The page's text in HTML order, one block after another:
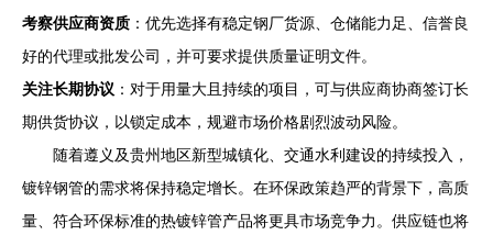
考察供应商资质 ：优先选择有稳定钢厂货源、仓储能力足、信誉良
好的代理或批发公司，并可要求提供质量证明文件。
关注长期协议 ：对于用量大且持续的项目，可与供应商协商签订长
期供货协议，以锁定成本，规避市场价格剧烈波动风险。
随着遵义及贵州地区新型城镇化、交通水利建设的持续投入，
镀锌钢管的需求将保持稳定增长。在环保政策趋严的背景下，高质
量、符合环保标准的热镀锌管产品将更具市场竞争力。供应链也将